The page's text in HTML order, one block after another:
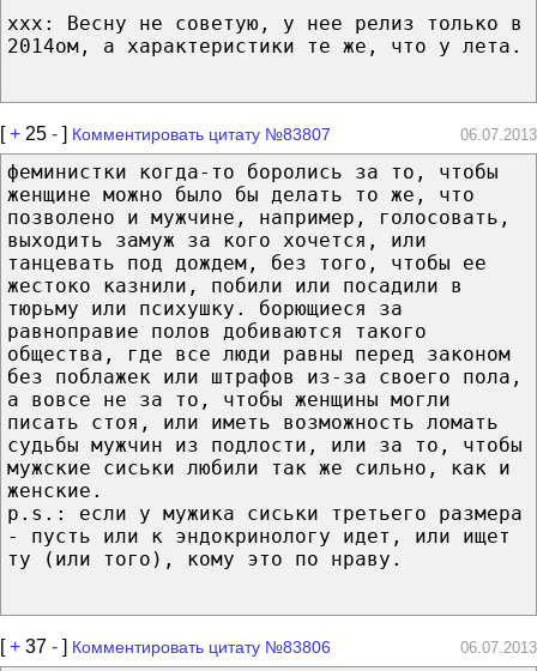
xxx: Весну не советую, у нее релиз только в
2014ом, а характеристики те же, что у лета.
[+ 25 - ] Комментировать цитату №83807 06.07.2013
феминистки когда-то боролись за то, чтобы
женщине можно было бы делать то же, что
позволено и мужчине, например, голосовать,
выходить замуж за кого хочется, или
танцевать под дождем, без того, чтобы ее
жестоко казнили, побили или посадили в
тюрьму или психушку. борющиеся за
равноправие полов добиваются такого
общества, где все люди равны перед законом
без поблажек или штрафов из-за своего пола,
а вовсе не за то, чтобы женщины могли
писать стоя, или иметь возможность ломать
судьбы мужчин из подлости, или за то, чтобы
мужские сиськи любили так же сильно, как и
женские.
p.s.: если у мужика сиськи третьего размера
- пусть или к эндокринологу идет, или ищет
ту (или того), кому это по нраву.
[+ 37 - ] Комментировать цитату №83806 06.07.2013